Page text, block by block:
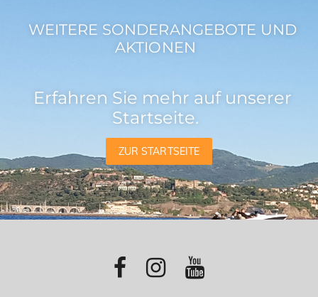
WEITERE SONDERANGEBOTE UND
AKTIONEN
Erfahren Sie mehr auf unserer
Startseite.
ZUR STARTSEITE